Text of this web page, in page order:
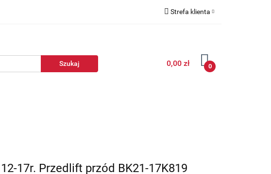
Strefa klienta
Dodaj zgłoszenie
0,00 zł 0
17r. Przedlift przód BK21-17K819